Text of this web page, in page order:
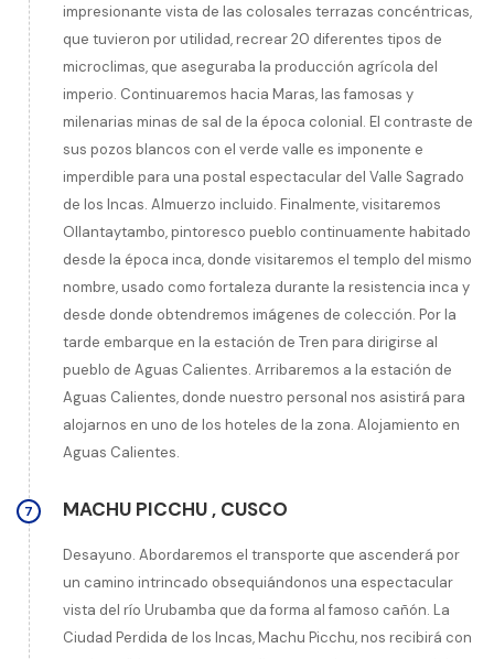
impresionante vista de las colosales terrazas concéntricas,
que tuvieron por utilidad, recrear 20 diferentes tipos de
microclimas, que aseguraba la producción agrícola del
imperio. Continuaremos hacia Maras, las famosas y
milenarias minas de sal de la época colonial. El contraste de
sus pozos blancos con el verde valle es imponente e
imperdible para una postal espectacular del Valle Sagrado
de los Incas. Almuerzo incluido. Finalmente, visitaremos
Ollantaytambo, pintoresco pueblo continuamente habitado
desde la época inca, donde visitaremos el templo del mismo
nombre, usado como fortaleza durante la resistencia inca y
desde donde obtendremos imágenes de colección. Por la
tarde embarque en la estación de Tren para dirigirse al
pueblo de Aguas Calientes. Arribaremos a la estación de
Aguas Calientes, donde nuestro personal nos asistirá para
alojarnos en uno de los hoteles de la zona. Alojamiento en
Aguas Calientes.
7 MACHU PICCHU , CUSCO
Desayuno. Abordaremos el transporte que ascenderá por
un camino intrincado obsequiándonos una espectacular
vista del río Urubamba que da forma al famoso cañón. La
Ciudad Perdida de los Incas, Machu Picchu, nos recibirá con